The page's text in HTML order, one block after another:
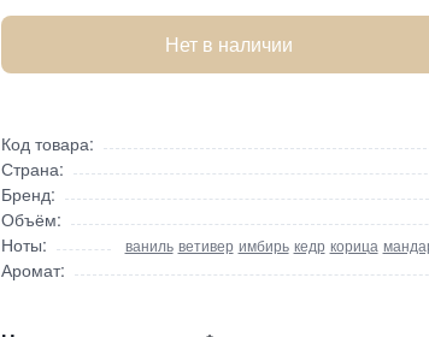
Нет в наличии
Код товара:
Страна:
Бренд:
Объём:
Ноты:
ваниль ветивер имбирь кедр корица
Аромат: